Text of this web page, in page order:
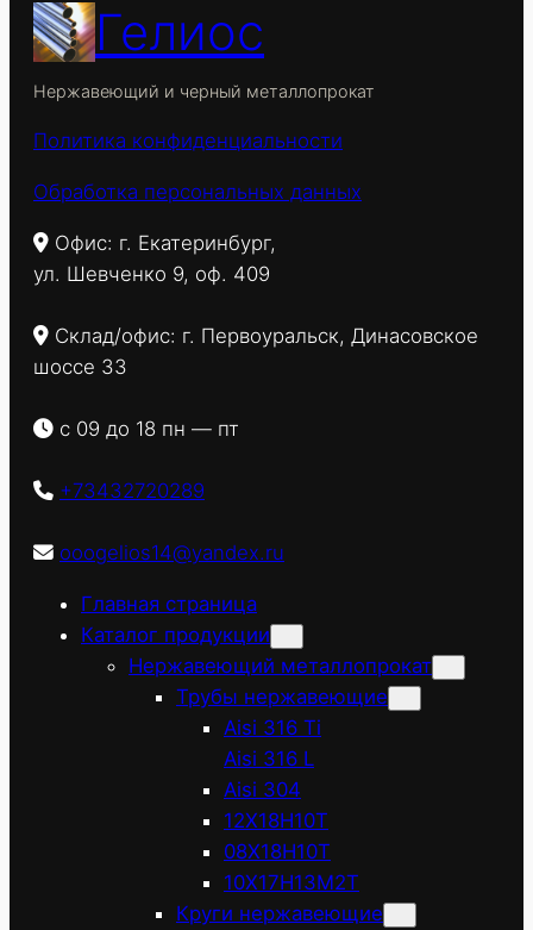
Гелиос
Нержавеющий и черный металлопрокат
Политика конфиденциальности
Обработка персональных данных
Офис: г. Екатеринбург,
ул. Шевченко 9, оф. 409
Склад/офис: г. Первоуральск, Динасовское
шоссе 33
с 09 до 18 пн — пт
+73432720289
ooogelios14@yandex.ru
Главная страница
Каталог продукции
Нержавеющий металлопрокат
Трубы нержавеющие
Aisi 316 Ti
Aisi 316 L
Aisi 304
12Х18Н10Т
08Х18Н10Т
10Х17Н13М2Т
Круги нержавеющие